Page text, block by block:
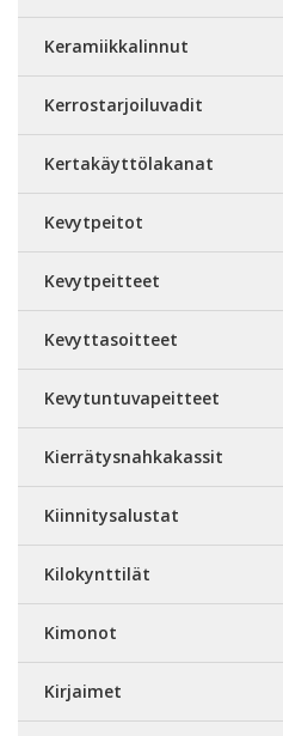
Keramiikkalinnut
Kerrostarjoiluvadit
Kertakäyttölakanat
Kevytpeitot
Kevytpeitteet
Kevyttasoitteet
Kevytuntuvapeitteet
Kierrätysnahkakassit
Kiinnitysalustat
Kilokynttilät
Kimonot
Kirjaimet